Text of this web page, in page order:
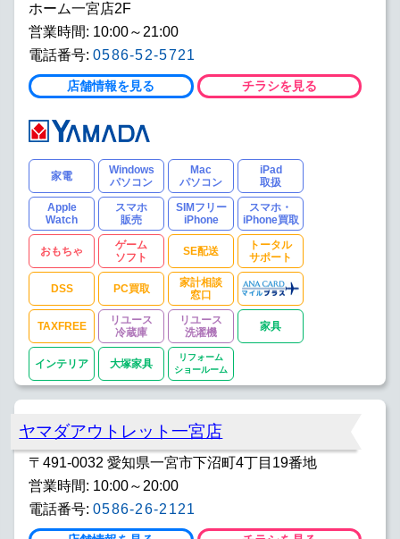
ホーム一宮店2F
営業時間: 10:00～21:00
電話番号: 0586-52-5721
店舗情報を見る チラシを見る
家電
Windows
パソコン
Mac
パソコン
iPad
取扱
Apple
Watch
スマホ
販売
SIMフリー
iPhone
スマホ・
iPhone買取
おもちゃ
ゲーム
ソフト
SE配送
トータル
サポート
DSS PC買取
家計相談
窓口
TAXFREE
リユース
冷蔵庫
リユース
洗濯機
家具
インテリア 大塚家具
リフォーム
ショールーム
ヤマダアウトレット一宮店
〒491-0032 愛知県一宮市下沼町4丁目19番地
営業時間: 10:00～20:00
電話番号: 0586-26-2121